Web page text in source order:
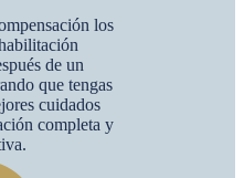
los
de un
que tengas
cuidados
completa y